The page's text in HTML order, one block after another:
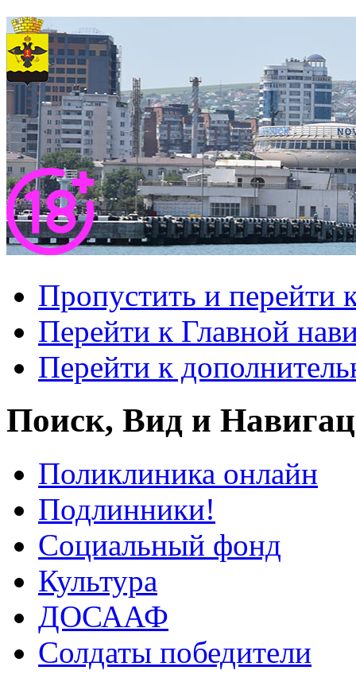
Пропустить и перейти
Перейти к Главной
Перейти к
Поиск, Вид и
Поликлиника онлайн
Подлинники!
Социальный фонд
Культура
ДОСААФ
Солдаты победители